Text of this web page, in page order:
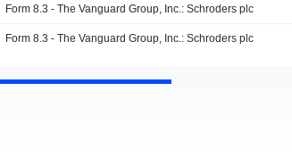
Form 8.3 - The Vanguard Group, Inc.: Schroders plc
Form 8.3 - The Vanguard Group, Inc.: Schroders plc